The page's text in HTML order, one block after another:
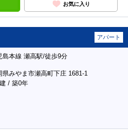
お気に入り
アパート
島本線 瀬高駅/徒歩9分
県みやま市瀬高町下庄 1681-1
/ 築0年